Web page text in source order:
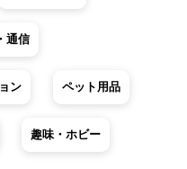
通信
ン ペット用品
趣味・ホビー